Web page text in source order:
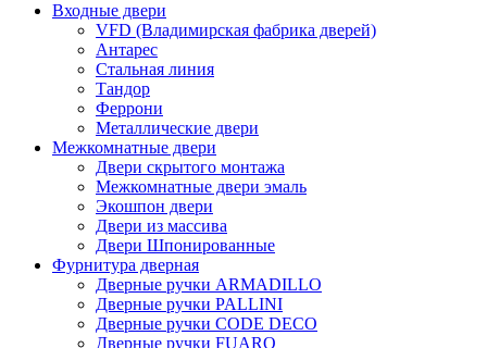
Входные двери
VFD (Владимирская фабрика дверей)
Антарес
Стальная линия
Тандор
Феррони
Металлические двери
Межкомнатные двери
Двери скрытого монтажа
Межкомнатные двери эмаль
Экошпон двери
Двери из массива
Двери Шпонированные
Фурнитура дверная
Дверные ручки ARMADILLO
Дверные ручки PALLINI
Дверные ручки CODE DECO
Дверные ручки FUARO